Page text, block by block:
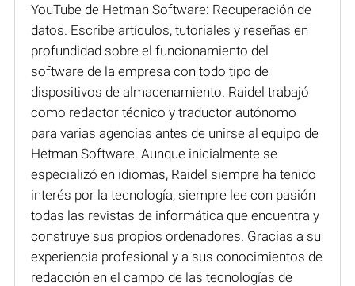
YouTube de Hetman Software: Recuperación de
datos. Escribe artículos, tutoriales y reseñas en
profundidad sobre el funcionamiento del
software de la empresa con todo tipo de
dispositivos de almacenamiento. Raidel trabajó
como redactor técnico y traductor autónomo
para varias agencias antes de unirse al equipo de
Hetman Software. Aunque inicialmente se
especializó en idiomas, Raidel siempre ha tenido
interés por la tecnología, siempre lee con pasión
todas las revistas de informática que encuentra y
construye sus propios ordenadores. Gracias a su
experiencia profesional y a sus conocimientos de
redacción en el campo de las tecnologías de